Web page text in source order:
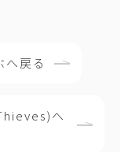
戻る
へ